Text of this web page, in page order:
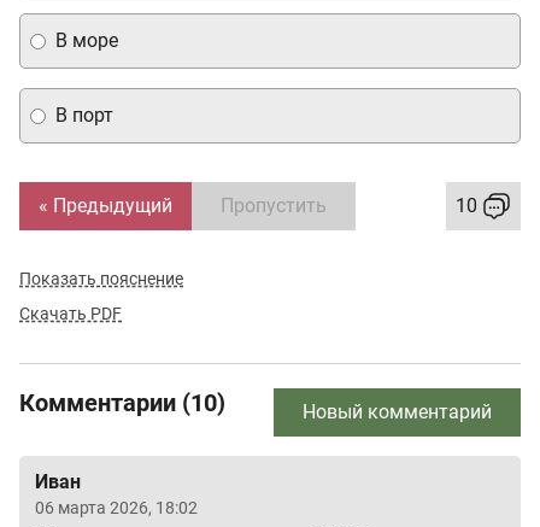
В море
В порт
« Предыдущий Пропустить 10
Показать пояснение
Скачать PDF
Комментарии (10) Новый комментарий
Иван
06 марта 2026, 18:02